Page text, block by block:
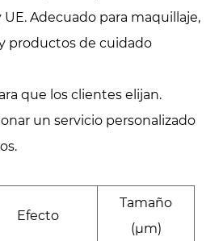
UE. Adecuado para maquillaje,
productos de cuidado
que los clientes elijan.
un servicio personalizado
Efecto
Tamaño
(μm)